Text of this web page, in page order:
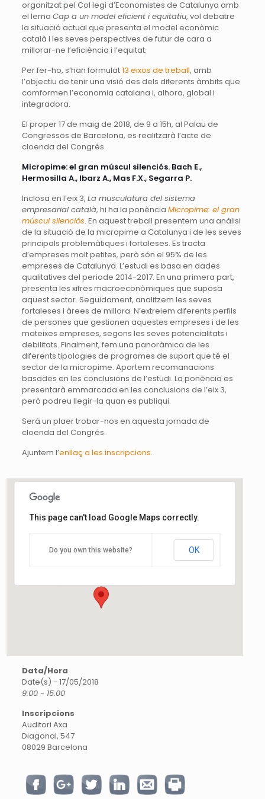
organitzat pel Col·legi d’Economistes de Catalunya amb
el lema Cap a un model eficient i equitatiu, vol debatre
la situació actual que presenta el model econòmic
català i les seves perspectives de futur de cara a
millorar-ne l’eficiència i l’equitat.
Per fer-ho, s’han formulat13 eixos de treball, amb
l’objectiu de tenir una visió des dels diferents àmbits que
comformen l’economia catalana i, alhora, global i
integradora.
El proper 17 de maig de 2018, de 9 a 15h, al Palau de
Congressos de Barcelona, es realitzarà l’acte de
cloenda del Congrés.
Micropime: el gran múscul silenciós. Bach E.,
Hermosilla A., Ibarz A., Mas F.X., Segarra P.
Inclosa en l’eix 3, La musculatura del sistema
empresarial català, hi ha la ponència Micropime: el gran
múscul silenciós. En aquest treball presentem una anàlisi
de la situació de la micropime a Catalunya i de les seves
principals problemàtiques i fortaleses. Es tracta
d’empreses molt petites, però són el 95% de les
empreses de Catalunya. L’estudi es basa en dades
qualitatives del periode 2014-2017. En una primera part,
presenta les xifres macroeconòmiques que suposa
aquest sector. Seguidament, analitzem les seves
fortaleses i àrees de millora. N’extreiem diferents perfils
de persones que gestionen aquestes empreses i de les
mateixes empreses, segons les seves potencialitats i
debilitats. Finalment, fem una panoràmica de les
diferents tipologies de programes de suport que té el
sector de la micropime. Aportem recomanacions
basades en les conclusions de l’estudi. La ponència es
presentarà emmarcada en les conclusions de l’eix 3,
però podreu llegir-la quan es publiqui.
Serà un plaer trobar-nos en aquesta jornada de
cloenda del Congrés.
Ajuntem l’enllaç a les inscripcions.
This page can't load Google Maps correctly.
Do you own this website? OK
Data/Hora
Date(s) - 17/05/2018
9:00 - 15:00
Inscripcions
Auditori Axa
Diagonal, 547
08029 Barcelona